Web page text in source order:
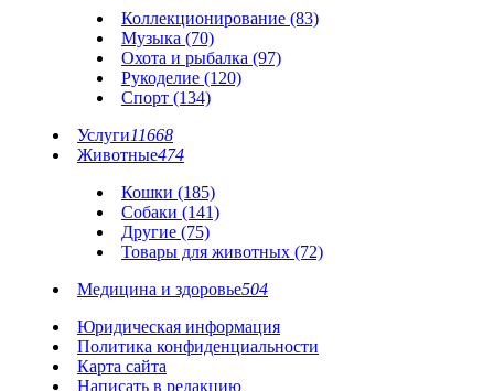
Коллекционирование (83)
Музыка (70)
Охота и рыбалка (97)
Рукоделие (120)
Спорт (134)
Услуги11668
Животные474
Кошки (185)
Собаки (141)
Другие (75)
Товары для животных (72)
Медицина и здоровье504
Юридическая информация
Политика конфиденциальности
Карта сайта
Написать в редакцию